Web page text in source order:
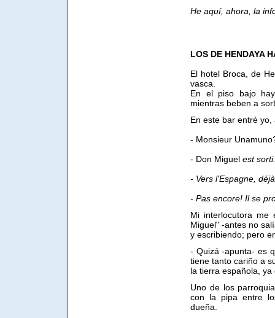
He aquí, ahora, la
LOS DE HENDAYA
El hotel Broca, de
vasca.
En el piso bajo
mientras beben a
En este bar entré
- Monsieur
- Don Miguel est sorti.
- Vers l'Espagne,
- Pas encore! Il se
Mi interlocutora me
Miguel" -antes no
y escribiendo; pero
- Quizá -apunta- es
tiene tanto cariño a
la tierra española,
Uno de los
con la pipa entre
dueña.